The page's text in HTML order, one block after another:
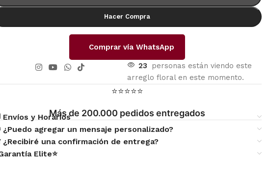
Hacer Compra
Comprar vía WhatsApp
23
personas están viendo este
arreglo floral en este momento.
⭐⭐⭐⭐⭐
Más de 200.000 pedidos entregados
Envíos y Horarios
¿Puedo agregar un mensaje personalizado?
¿Recibiré una confirmación de entrega?
Elite⭐